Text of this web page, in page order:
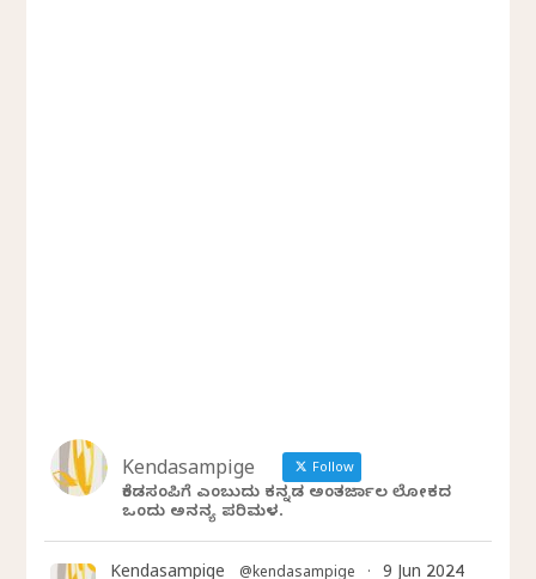
Kendasampige Follow
ಕೆಂಡಸಂಪಿಗೆ ಎಂಬುದು ಕನ್ನಡ ಅಂತರ್ಜಾಲ ಲೋಕದ
ಒಂದು ಅನನ್ಯ ಪರಿಮಳ.
@kendasampige ·